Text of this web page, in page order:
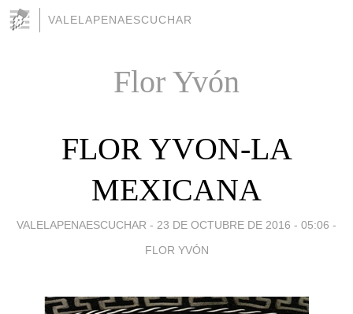
VALELAPENAESCUCHAR
Flor Yvón
FLOR YVON-LA
MEXICANA
VALELAPENAESCUCHAR - 23 DE OCTUBRE DE 2016 - 05:06 -
FLOR YVÓN